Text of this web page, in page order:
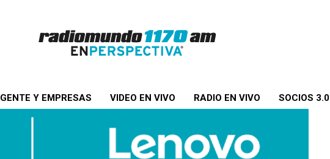
GENTE Y EMPRESAS VIDEO EN VIVO RADIO EN VIVO SOCIOS 3.0